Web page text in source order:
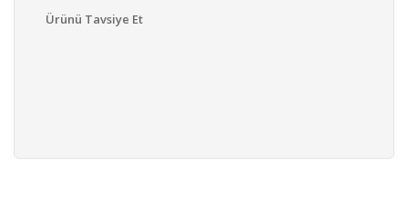
Ürünü Tavsiye Et